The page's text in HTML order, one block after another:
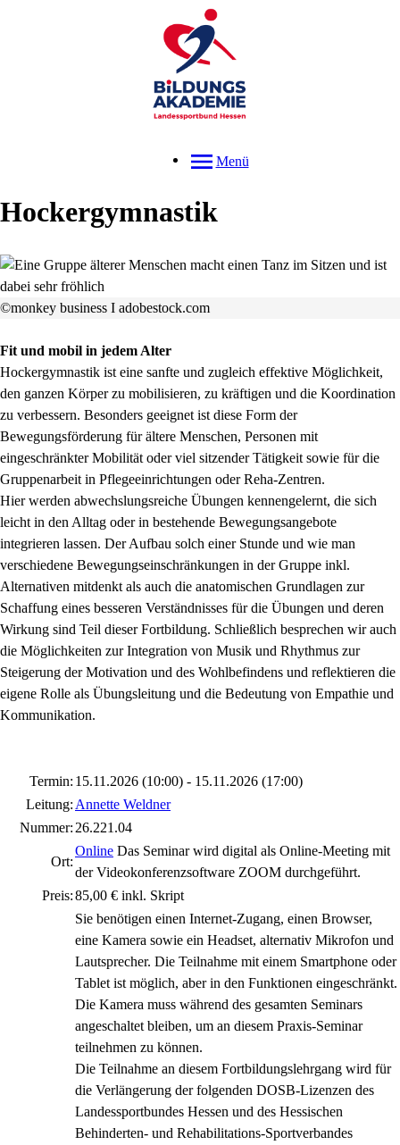
Menü
Hockergymnastik
©monkey business I adobestock.com
Fit und mobil in jedem Alter
Hockergymnastik ist eine sanfte und zugleich effektive Möglichkeit,
den ganzen Körper zu mobilisieren, zu kräftigen und die Koordination
zu verbessern. Besonders geeignet ist diese Form der
Bewegungsförderung für ältere Menschen, Personen mit
eingeschränkter Mobilität oder viel sitzender Tätigkeit sowie für die
Gruppenarbeit in Pflegeeinrichtungen oder Reha-Zentren.
Hier werden abwechslungsreiche Übungen kennengelernt, die sich
leicht in den Alltag oder in bestehende Bewegungsangebote
integrieren lassen. Der Aufbau solch einer Stunde und wie man
verschiedene Bewegungseinschränkungen in der Gruppe inkl.
Alternativen mitdenkt als auch die anatomischen Grundlagen zur
Schaffung eines besseren Verständnisses für die Übungen und deren
Wirkung sind Teil dieser Fortbildung. Schließlich besprechen wir auch
die Möglichkeiten zur Integration von Musik und Rhythmus zur
Steigerung der Motivation und des Wohlbefindens und reflektieren die
eigene Rolle als Übungsleitung und die Bedeutung von Empathie und
Kommunikation.
Termin: 15.11.2026 (10:00) - 15.11.2026 (17:00)
Leitung: Annette Weldner
Nummer: 26.221.04
Ort:
Online Das Seminar wird digital als Online-Meeting mit
der Videokonferenzsoftware ZOOM durchgeführt.
Preis:85,00 € inkl. Skript
Sie benötigen einen Internet-Zugang, einen Browser,
eine Kamera sowie ein Headset, alternativ Mikrofon und
Lautsprecher. Die Teilnahme mit einem Smartphone oder
Tablet ist möglich, aber in den Funktionen eingeschränkt.
Die Kamera muss während des gesamten Seminars
angeschaltet bleiben, um an diesem Praxis-Seminar
teilnehmen zu können.
Die Teilnahme an diesem Fortbildungslehrgang wird für
die Verlängerung der folgenden DOSB-Lizenzen des
Landessportbundes Hessen und des Hessischen
Behinderten- und Rehabilitations-Sportverbandes